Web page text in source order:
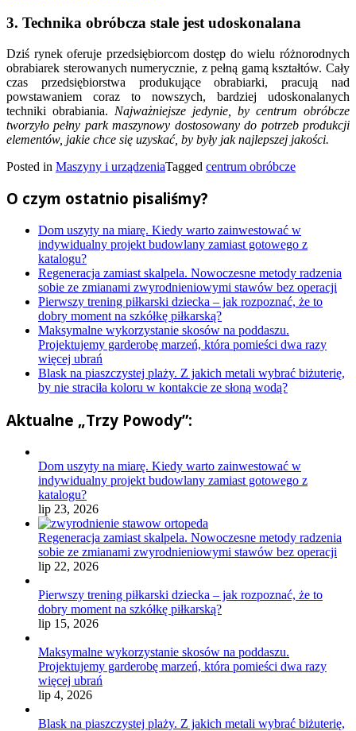
3. Technika obróbcza stale jest udoskonalana
Dziś rynek oferuje przedsiębiorcom dostęp do wielu różnorodnych
obrabiarek sterowanych numerycznie, z pełną gamą kształtów. Cały
czas przedsiębiorstwa produkujące obrabiarki, pracują nad
powstawaniem coraz to nowszych, bardziej udoskonalanych
techniki obrabiania. Najważniejsze jedynie, by centrum obróbcze
tworzyło pełny park maszynowy dostosowany do potrzeb produkcji
elementów, jakie chce się uzyskać, by były jak najlepszej jakości.
Posted in Maszyny i urządzeniaTagged centrum obróbcze
O czym ostatnio pisaliśmy?
Dom uszyty na miarę. Kiedy warto zainwestować w
indywidualny projekt budowlany zamiast gotowego z
katalogu?
Regeneracja zamiast skalpela. Nowoczesne metody radzenia
sobie ze zmianami zwyrodnieniowymi stawów bez operacji
Pierwszy trening piłkarski dziecka – jak rozpoznać, że to
dobry moment na szkółkę piłkarską?
Maksymalne wykorzystanie skosów na poddaszu.
Projektujemy garderobę marzeń, która pomieści dwa razy
więcej ubrań
Blask na piaszczystej plaży. Z jakich metali wybrać biżuterię,
by nie straciła koloru w kontakcie ze słoną wodą?
Aktualne „Trzy Powody”:
Dom uszyty na miarę. Kiedy warto zainwestować w
indywidualny projekt budowlany zamiast gotowego z
katalogu?
lip 23, 2026
Regeneracja zamiast skalpela. Nowoczesne metody radzenia
sobie ze zmianami zwyrodnieniowymi stawów bez operacji
lip 22, 2026
Pierwszy trening piłkarski dziecka – jak rozpoznać, że to
dobry moment na szkółkę piłkarską?
lip 15, 2026
Maksymalne wykorzystanie skosów na poddaszu.
Projektujemy garderobę marzeń, która pomieści dwa razy
więcej ubrań
lip 4, 2026
Blask na piaszczystej plaży. Z jakich metali wybrać biżuterię,